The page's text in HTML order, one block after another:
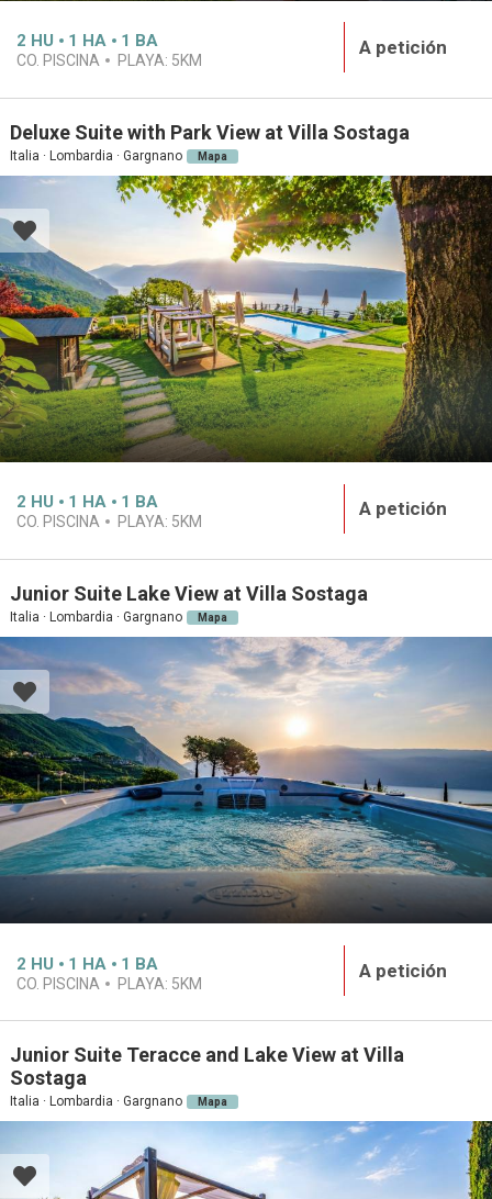
2 HU 1 HA 1 BA
CO. PISCINA PLAYA: 5KM
A petición
Deluxe Suite with Park View at Villa Sostaga
Italia · Lombardia · Gargnano Mapa
2 HU 1 HA 1 BA
CO. PISCINA PLAYA: 5KM
A petición
Junior Suite Lake View at Villa Sostaga
Italia · Lombardia · Gargnano Mapa
2 HU 1 HA 1 BA
CO. PISCINA PLAYA: 5KM
A petición
Junior Suite Teracce and Lake View at Villa
Sostaga
Italia · Lombardia · Gargnano Mapa